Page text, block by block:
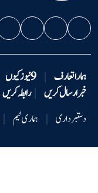
ہمارا تعارف | 9 نیوزکیوں
خبر ارسال کریں | رابطہ کریں
دستبرداری | ہماری ٹیم |